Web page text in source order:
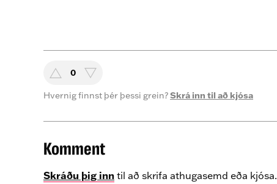
0
Hvernig finnst þér þessi grein?Skrá inn til að kjósa
Komment
Skráðu þig inn til að skrifa athugasemd eða kjósa.